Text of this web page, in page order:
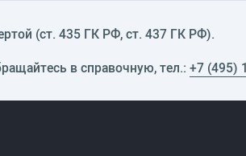
(ст. 435 ГК РФ, cт. 437 ГК РФ).
в справочную, тел.: +7 (495)